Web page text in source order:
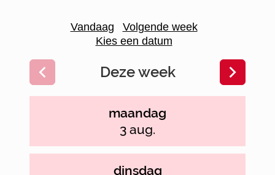
Openingsuren
Vandaag
Volgende week
Kies een datum
Deze week
Bekijk openingsuren van de week hiervoorBekijk
maandag
3 aug.
dinsdag